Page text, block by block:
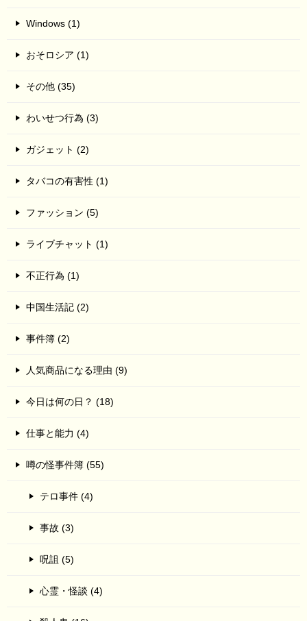
Windows (1)
おそロシア (1)
その他 (35)
わいせつ行為 (3)
ガジェット (2)
タバコの有害性 (1)
ファッション (5)
ライブチャット (1)
不正行為 (1)
中国生活記 (2)
事件簿 (2)
人気商品になる理由 (9)
今日は何の日？ (18)
仕事と能力 (4)
噂の怪事件簿 (55)
テロ事件 (4)
事故 (3)
呪詛 (5)
心霊・怪談 (4)